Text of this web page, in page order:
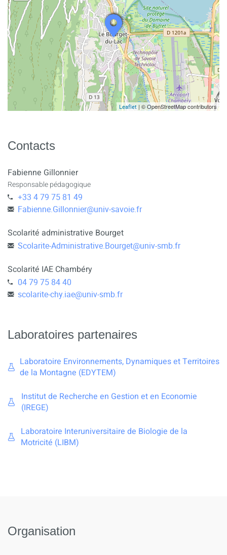
Leaflet | © OpenStreetMap contributors
Contacts
Fabienne Gillonnier
Responsable pédagogique
+33 4 79 75 81 49
Fabienne.Gillonnier@univ-savoie.fr
Scolarité administrative Bourget
Scolarite-Administrative.Bourget@univ-smb.fr
Scolarité IAE Chambéry
04 79 75 84 40
scolarite-chy.iae@univ-smb.fr
Laboratoires partenaires
Laboratoire Environnements, Dynamiques et Territoires
de la Montagne (EDYTEM)
Institut de Recherche en Gestion et en Economie
(IREGE)
Laboratoire Interuniversitaire de Biologie de la
Motricité (LIBM)
Organisation